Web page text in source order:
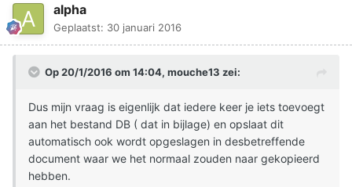
alpha
Geplaatst: 30 januari 2016
Op 20/1/2016 om 14:04, mouche13 zei:
Dus mijn vraag is eigenlijk dat iedere keer je iets toevoegt
aan het bestand DB ( dat in bijlage) en opslaat dit
automatisch ook wordt opgeslagen in desbetreffende
document waar we het normaal zouden naar gekopieerd
hebben.